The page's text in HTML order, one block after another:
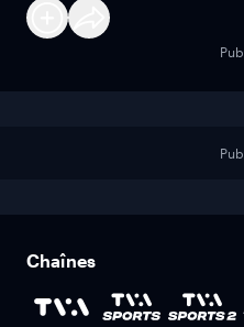
Chaînes